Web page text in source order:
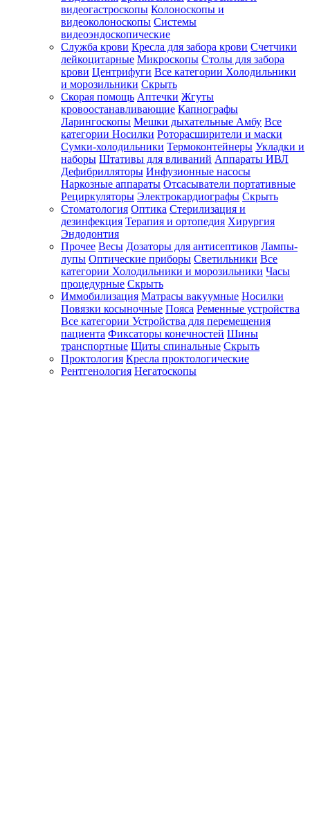
видеогастроскопы Колоноскопы и
видеоколоноскопы Системы
видеоэндоскопические
Служба крови Кресла для забора крови Счетчики
лейкоцитарные Микроскопы Столы для забора
крови Центрифуги Все категории Холодильники
и морозильники Скрыть
Скорая помощь Аптечки Жгуты
кровоостанавливающие Капнографы
Ларингоскопы Мешки дыхательные Амбу Все
категории Носилки Роторасширители и маски
Сумки-холодильники Термоконтейнеры Укладки и
наборы Штативы для вливаний Аппараты ИВЛ
Дефибрилляторы Инфузионные насосы
Наркозные аппараты Отсасыватели портативные
Рециркуляторы Электрокардиографы Скрыть
Стоматология Оптика Стерилизация и
дезинфекция Терапия и ортопедия Хирургия
Эндодонтия
Прочее Весы Дозаторы для антисептиков Лампы-
лупы Оптические приборы Светильники Все
категории Холодильники и морозильники Часы
процедурные Скрыть
Иммобилизация Матрасы вакуумные Носилки
Повязки косыночные Пояса Ременные устройства
Все категории Устройства для перемещения
пациента Фиксаторы конечностей Шины
транспортные Щиты спинальные Скрыть
Проктология Кресла проктологические
Рентгенология Негатоскопы